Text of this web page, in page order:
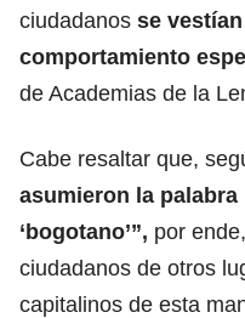
ciudadanos se
comportamiento
de Academias de la
Cabe resaltar que,
asumieron la palabra
‘bogotano’”, por
ciudadanos de otros
capitalinos de esta